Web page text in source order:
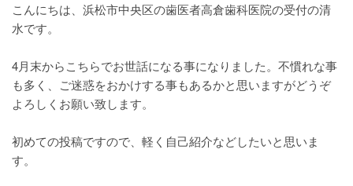
こんにちは、浜松市中央区の歯医者高倉歯科医院の受付の清
水です。
4月末からこちらでお世話になる事になりました。不慣れな事
も多く、ご迷惑をおかけする事もあるかと思いますがどうぞ
よろしくお願い致します。
初めての投稿ですので、軽く自己紹介などしたいと思いま
す。